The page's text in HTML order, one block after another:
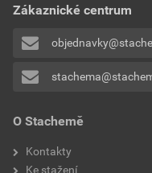
O Stachemě
Kontakty
Ke stažení
Zákaznické centrum